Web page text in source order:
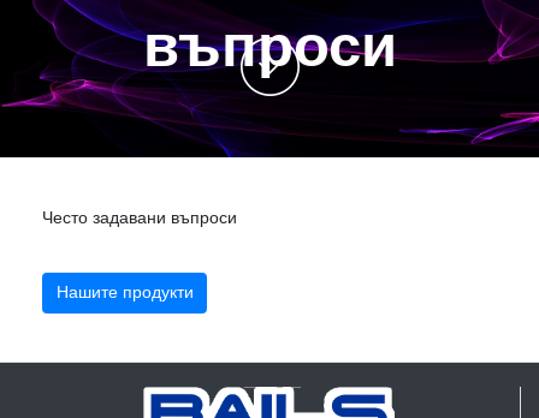
въпроси
Често задавани въпроси
Нашите продукти